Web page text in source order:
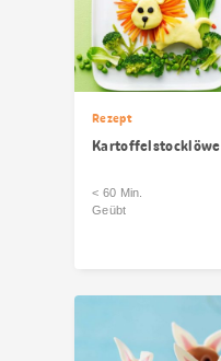
Rezept
Kartoffelstocklöwe
< 60 Min.
Geübt